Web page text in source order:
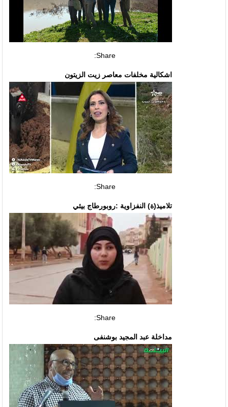
Share:
اشكالية مخلفات معاصر زيت الزيتون
Share:
تلاميذ(ة) النفزاوية :روبورطاج بيئي
Share:
مداخلة عبد المجيد بوشنفى